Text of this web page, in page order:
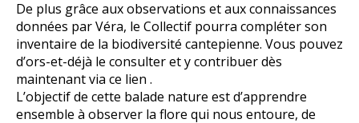
De plus grâce aux observations et aux connaissances
données par Véra, le Collectif pourra compléter son
inventaire de la biodiversité cantepienne. Vous pouvez
d’ors-et-déjà le consulter et y contribuer dès
maintenant via ce lien .
L’objectif de cette balade nature est d’apprendre
ensemble à observer la flore qui nous entoure, de